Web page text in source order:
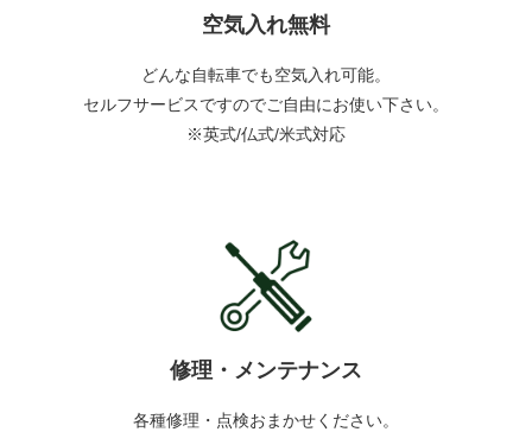
空気入れ無料
どんな自転車でも空気入れ可能。
セルフサービスですのでご自由にお使い下さい。
※英式/仏式/米式対応
修理・メンテナンス
各種修理・点検おまかせください。